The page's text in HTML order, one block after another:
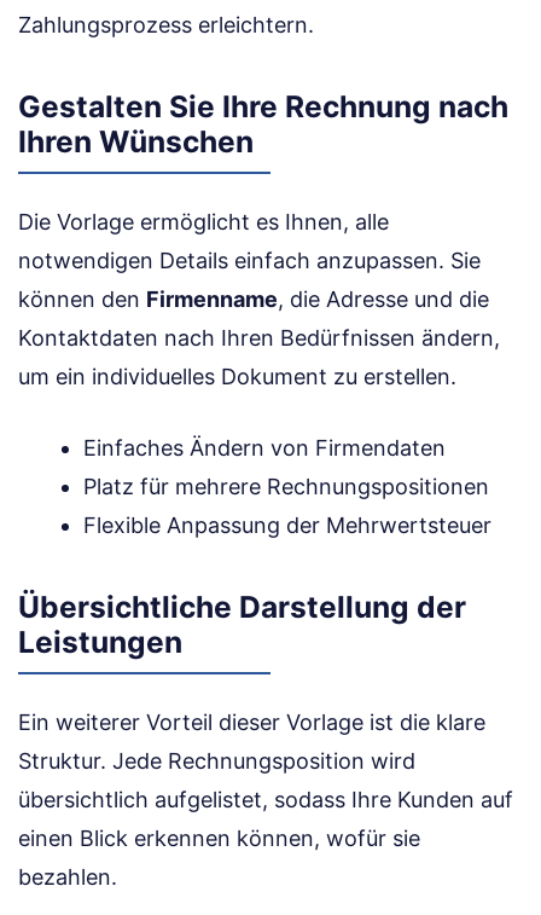
Zahlungsprozess erleichtern.
Gestalten Sie Ihre Rechnung nach
Ihren Wünschen
Die Vorlage ermöglicht es Ihnen, alle
notwendigen Details einfach anzupassen. Sie
können den Firmenname, die Adresse und die
Kontaktdaten nach Ihren Bedürfnissen ändern,
um ein individuelles Dokument zu erstellen.
Einfaches Ändern von Firmendaten
Platz für mehrere Rechnungspositionen
Flexible Anpassung der Mehrwertsteuer
Übersichtliche Darstellung der
Leistungen
Ein weiterer Vorteil dieser Vorlage ist die klare
Struktur. Jede Rechnungsposition wird
übersichtlich aufgelistet, sodass Ihre Kunden auf
einen Blick erkennen können, wofür sie
bezahlen.